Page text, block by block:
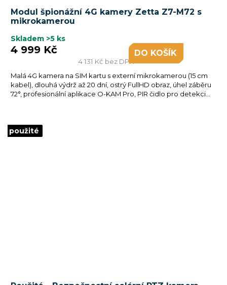
Modul špionážní 4G kamery Zetta Z7-M72 s
mikrokamerou
Skladem >5 ks
4 131 Kč bez DPH
4 999 Kč DO KOŠÍKU
Malá 4G kamera na SIM kartu s externí mikrokamerou (15 cm
kabel), dlouhá výdrž až 20 dní, ostrý FullHD obraz, úhel záběru
72°, profesionální aplikace O-KAM Pro, PIR čidlo pro detekci...
použité